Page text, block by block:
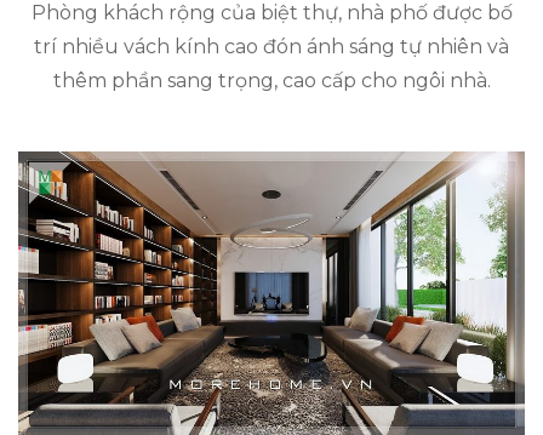
Phòng khách rộng của biệt thự, nhà phố được bố
trí nhiều vách kính cao đón ánh sáng tự nhiên và
thêm phần sang trọng, cao cấp cho ngôi nhà.